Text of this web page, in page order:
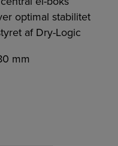
optimal stabilitet
af Dry-Logic
mm